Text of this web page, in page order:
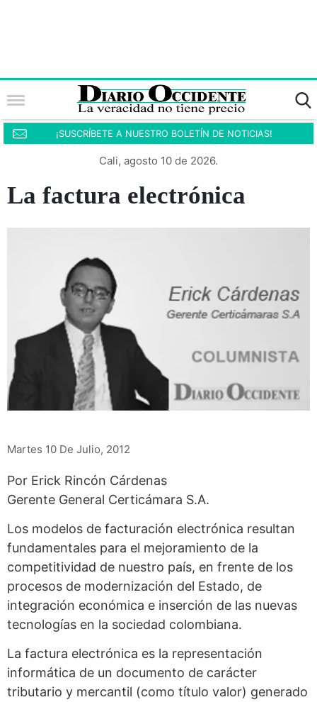
¡SUSCRÍBETE A NUESTRO BOLETÍN DE NOTICIAS!
Cali, agosto 10 de 2026.
La factura electrónica
Martes 10 De Julio, 2012
Por Erick Rincón Cárdenas
Gerente General Certicámara S.A.
Los modelos de facturación electrónica resultan
fundamentales para el mejoramiento de la
competitividad de nuestro país, en frente de los
procesos de modernización del Estado, de
integración económica e inserción de las nuevas
tecnologías en la sociedad colombiana.
La factura electrónica es la representación
informática de un documento de carácter
tributario y mercantil (como título valor) generado